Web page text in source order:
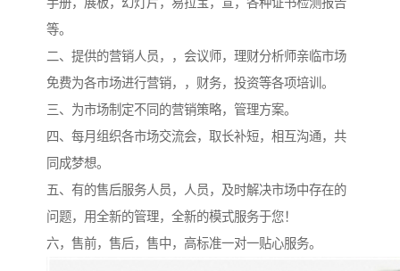
手册，展板，幻灯片，易拉宝，宣，各种证书检测报告
等。
二、提供的营销人员，，会议师，理财分析师亲临市场
免费为各市场进行营销，，财务，投资等各项培训。
三、为市场制定不同的营销策略，管理方案。
四、每月组织各市场交流会，取长补短，相互沟通，共
同成梦想。
五、有的售后服务人员，人员，及时解决市场中存在的
问题，用全新的管理，全新的模式服务于您！
六，售前，售后，售中，高标准一对一贴心服务。